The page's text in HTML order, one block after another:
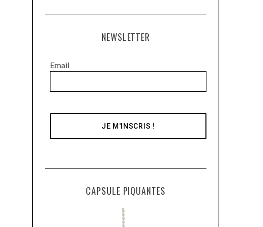
NEWSLETTER
Email
CAPSULE PIQUANTES